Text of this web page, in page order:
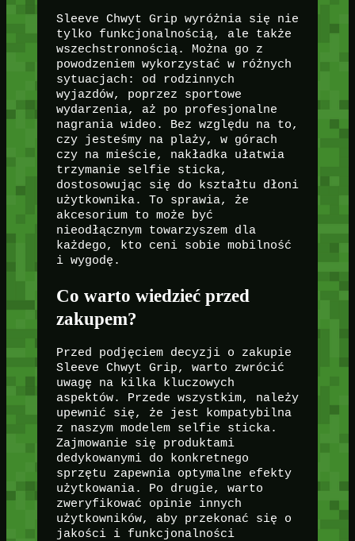
Sleeve Chwyt Grip wyróżnia się nie
tylko funkcjonalnością, ale także
wszechstronnością. Można go z
powodzeniem wykorzystać w różnych
sytuacjach: od rodzinnych
wyjazdów, poprzez sportowe
wydarzenia, aż po profesjonalne
nagrania wideo. Bez względu na to,
czy jesteśmy na plaży, w górach
czy na mieście, nakładka ułatwia
trzymanie selfie sticka,
dostosowując się do kształtu dłoni
użytkownika. To sprawia, że
akcesorium to może być
nieodłącznym towarzyszem dla
każdego, kto ceni sobie mobilność
i wygodę.
Co warto wiedzieć przed
zakupem?
Przed podjęciem decyzji o zakupie
Sleeve Chwyt Grip, warto zwrócić
uwagę na kilka kluczowych
aspektów. Przede wszystkim, należy
upewnić się, że jest kompatybilna
z naszym modelem selfie sticka.
Zajmowanie się produktami
dedykowanymi do konkretnego
sprzętu zapewnia optymalne efekty
użytkowania. Po drugie, warto
zweryfikować opinie innych
użytkowników, aby przekonać się o
jakości i funkcjonalności